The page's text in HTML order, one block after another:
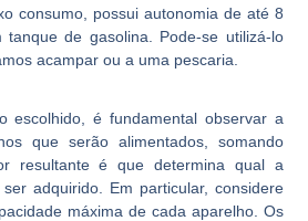
consumo, possui autonomia de até 8
de gasolina. Pode-se utilizá-lo
acampar ou a uma pescaria.
escolhido, é fundamental observar a
que serão alimentados, somando
resultante é que determina qual a
adquirido. Em particular, considere
máxima de cada aparelho. Os